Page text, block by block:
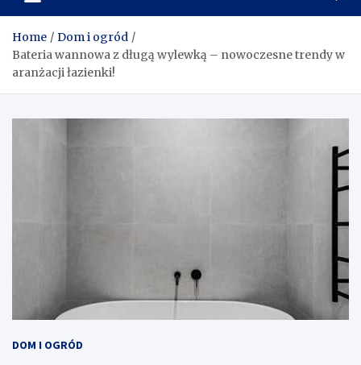
Home
Dom i ogród
Bateria wannowa z długą wylewką – nowoczesne trendy w
aranżacji łazienki!
DOM I OGRÓD